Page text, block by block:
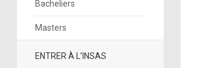
Bacheliers
Masters
ENTRER À L’INSAS